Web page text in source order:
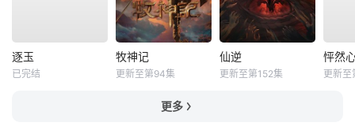
逐玉
已完结
牧神记
更新至第94集
仙逆
更新至第152集 更新
更多